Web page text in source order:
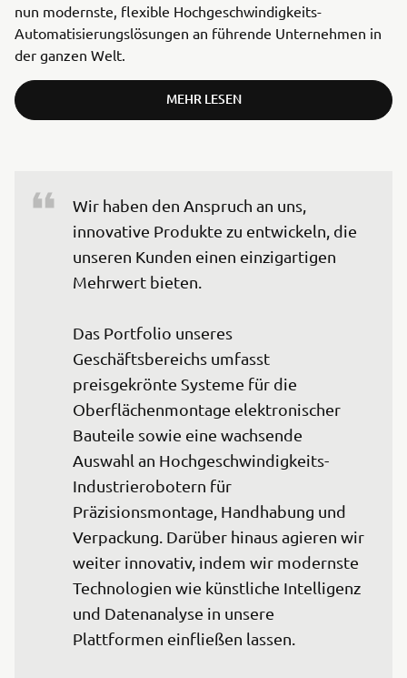
nun modernste, flexible Hochgeschwindigkeits-
Automatisierungslösungen an führende Unternehmen in
der ganzen Welt.
MEHR LESEN
Wir haben den Anspruch an uns,
innovative Produkte zu entwickeln, die
unseren Kunden einen einzigartigen
Mehrwert bieten.
Das Portfolio unseres
Geschäftsbereichs umfasst
preisgekrönte Systeme für die
Oberflächenmontage elektronischer
Bauteile sowie eine wachsende
Auswahl an Hochgeschwindigkeits-
Industrierobotern für
Präzisionsmontage, Handhabung und
Verpackung. Darüber hinaus agieren wir
weiter innovativ, indem wir modernste
Technologien wie künstliche Intelligenz
und Datenanalyse in unsere
Plattformen einfließen lassen.